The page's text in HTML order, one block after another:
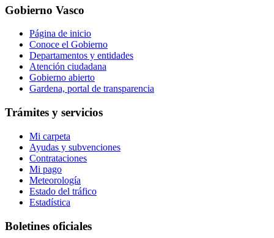
Gobierno Vasco
Página de inicio
Conoce el Gobierno
Departamentos y entidades
Atención ciudadana
Gobierno abierto
Gardena, portal de transparencia
Trámites y servicios
Mi carpeta
Ayudas y subvenciones
Contrataciones
Mi pago
Meteorología
Estado del tráfico
Estadística
Boletines oficiales